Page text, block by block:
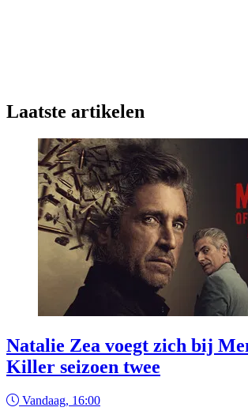
Laatste artikelen
Natalie Zea voegt zich bij
Killer seizoen twee
Vandaag, 16:00